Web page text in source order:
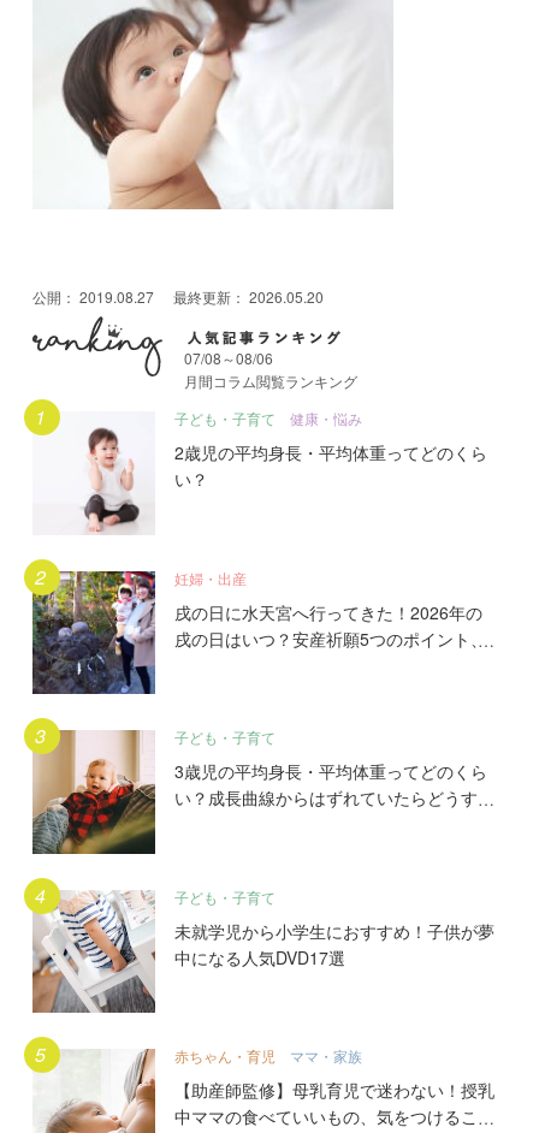
公開： 2019.08.27 最終更新： 2026.05.20
月間人気記事ランキング
07/08～08/06
月間コラム閲覧ランキング
子ども・子育て
健康・悩み
2歳児の平均身長・平均体重ってどのくら
い？
妊婦・出産
戌の日に水天宮へ行ってきた！2026年の
戌の日はいつ？安産祈願5つのポイント、
子ども・子育て
3歳児の平均身長・平均体重ってどのくら
い？成長曲線からはずれていたらどうす
子ども・子育て
未就学児から小学生におすすめ！子供が夢
中になる人気DVD17選
赤ちゃん・育児 ママ・家族
【助産師監修】母乳育児で迷わない！授乳
中ママの食べていいもの、気をつけること